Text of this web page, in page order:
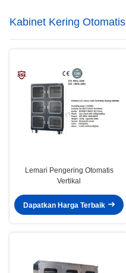
Kabinet Kering Otomatis
Lemari Pengering Otomatis
Vertikal
Dapatkan Harga Terbaik